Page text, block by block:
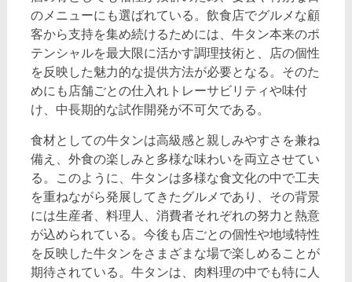
のメニューにも選ばれている。飲食店でグルメな顧
客から支持を集め続けるためには、牛タン本来のポ
テンシャルを最大限に活かす調理技術と、店の個性
を反映した魅力的な提供方法が必要となる。そのた
めにも店舗ごとの仕入れトレーサビリティや味付
け、中長期的な試作開発が不可欠である。
食材としての牛タンは高級感と親しみやすさを兼ね
備え、外食の楽しみと多様な味わいを両立させてい
る。このように、牛タンは多様な食文化の中で工夫
を重ねながら発展してきたグルメであり、その背景
には生産者、料理人、消費者それぞれの努力と熱意
が込められている。今後も店ごとの個性や地域特性
を反映した牛タンをさまざまな場で楽しめることが
期待されている。牛タンは、肉料理の中でも特に人